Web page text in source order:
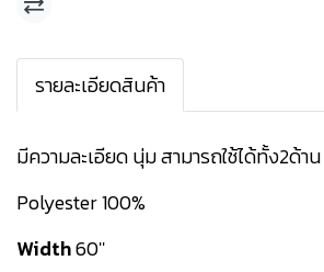
รายละเอียดสินค้า
มีความละเอียด นุ่ม สามารถใช้ได้ทั้ง2ด้าน
Polyester 100%
Width60''